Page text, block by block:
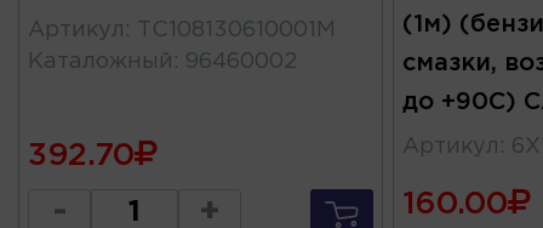
Артикул :
ТС108130610001М
Каталожный : 96460002
392.70
- +
(1м)
смазки,
до +90С)
Артикул :
160.00